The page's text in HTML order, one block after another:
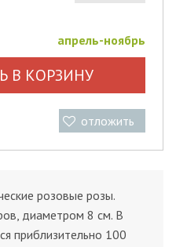
апрель-ноябрь
В КОРЗИНУ
отложить
розовые розы.
диаметром 8 см. В
приблизительно 100